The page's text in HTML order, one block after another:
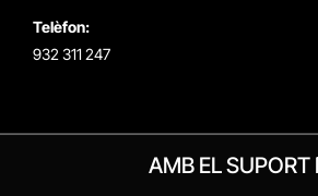
Telèfon:
932 311 247
AMB EL SUPORT